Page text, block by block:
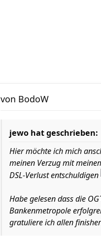
von BodoW
jewo hat geschrieben:
Hier möchte ich mich
meinen Verzug mit
DSL-Verlust entschuldigen
Habe gelesen dass die
Bankenmetropole
gratuliere ich allen